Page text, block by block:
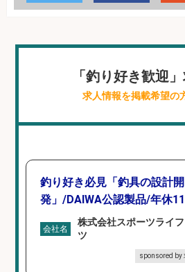
「釣り好き歓迎
求人情報を掲載希望の
釣り好き必見「釣具の設計開
発」/DAIWA公認製品/年休
会社名
株式会社スポーツライ
ツ
sponsored by